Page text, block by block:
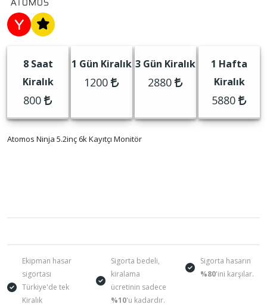
8 Saat
Kiralık
800
1 Gün Kiralık
1200
3 Gün Kiralık
2880
1 Hafta
Kiralık
5880
Atomos Ninja 5.2inç 6k Kayıtçı Monitör
Ekipman hasar
sigortası
Türkiye'de tek
Kiralık
Sigorta bedeli,
kiralama
ücretinin sadece
%10'u kadardır.
Sigorta hasarın
%80'ini karşılar.